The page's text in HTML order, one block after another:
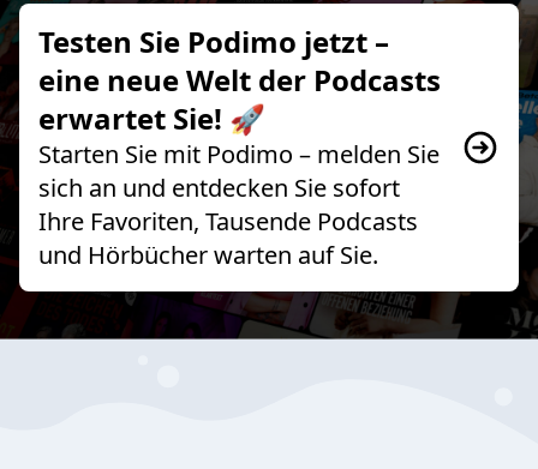
Testen Sie Podimo jetzt –
eine neue Welt der Podcasts
erwartet Sie! 🚀
Starten Sie mit Podimo – melden Sie
sich an und entdecken Sie sofort
Ihre Favoriten, Tausende Podcasts
und Hörbücher warten auf Sie.